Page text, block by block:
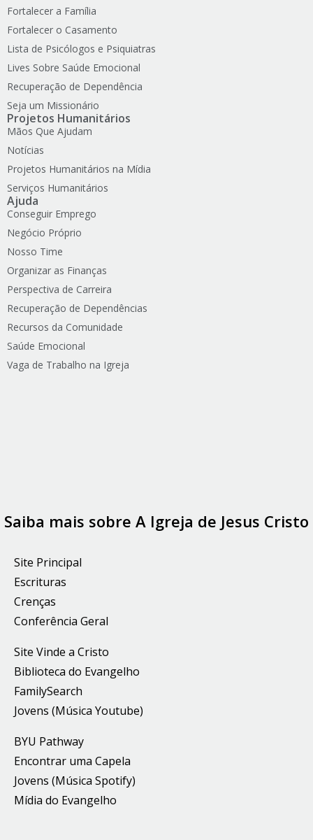
Fortalecer a Família
Fortalecer o Casamento
Lista de Psicólogos e Psiquiatras
Lives Sobre Saúde Emocional
Recuperação de Dependência
Seja um Missionário
Projetos Humanitários
Mãos Que Ajudam
Notícias
Projetos Humanitários na Mídia
Serviços Humanitários
Ajuda
Conseguir Emprego
Negócio Próprio
Nosso Time
Organizar as Finanças
Perspectiva de Carreira
Recuperação de Dependências
Recursos da Comunidade
Saúde Emocional
Vaga de Trabalho na Igreja
Saiba mais sobre A Igreja de Jesus Cristo
Site Principal
Escrituras
Crenças
Conferência Geral
Site Vinde a Cristo
Biblioteca do Evangelho
FamilySearch
Jovens (Música Youtube)
BYU Pathway
Encontrar uma Capela
Jovens (Música Spotify)
Mídia do Evangelho